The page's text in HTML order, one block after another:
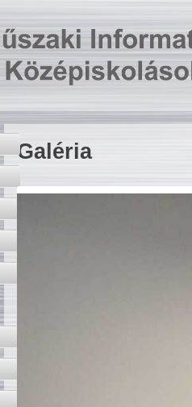
Galéria